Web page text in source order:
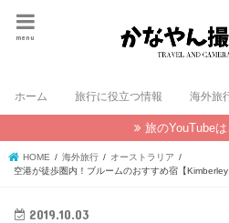
menu
ホーム 旅行に役立つ情報 海外旅
旅のYouTubeは
HOME 海外旅行
オーストラリア
空港が徒歩圏内！ブルームのおすすめ宿【
2019.10.03